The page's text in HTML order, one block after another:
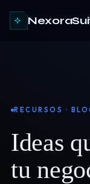
RECURSOS ·
Ideas
tu